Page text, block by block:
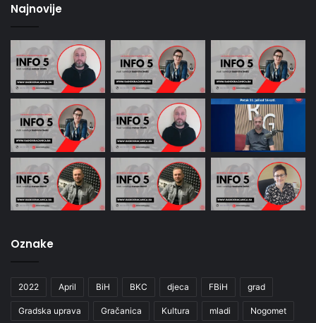
Najnovije
Oznake
2022 April BiH BKC djeca FBiH grad
Gradska uprava Gračanica Kultura mladi Nogomet